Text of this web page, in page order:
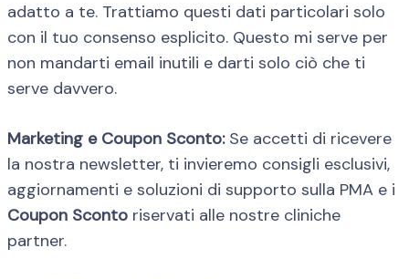
adatto a te. Trattiamo questi dati particolari solo
con il tuo consenso esplicito. Questo mi serve per
non mandarti email inutili e darti solo ciò che ti
serve davvero.
Marketing e Coupon Sconto:Se accetti di ricevere
la nostra newsletter, ti invieremo consigli esclusivi,
aggiornamenti e soluzioni di supporto sulla PMA e i
Coupon Sconto riservati alle nostre cliniche
partner.